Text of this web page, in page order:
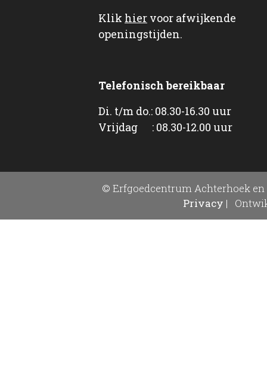
Klik hier voor afwijkende
openingstijden.
Telefonisch bereikbaar
Di. t/m do.: 08.30-16.30 uur
Vrijdag : 08.30-12.00 uur
© Erfgoedcentrum Achterhoek en
Privacy |